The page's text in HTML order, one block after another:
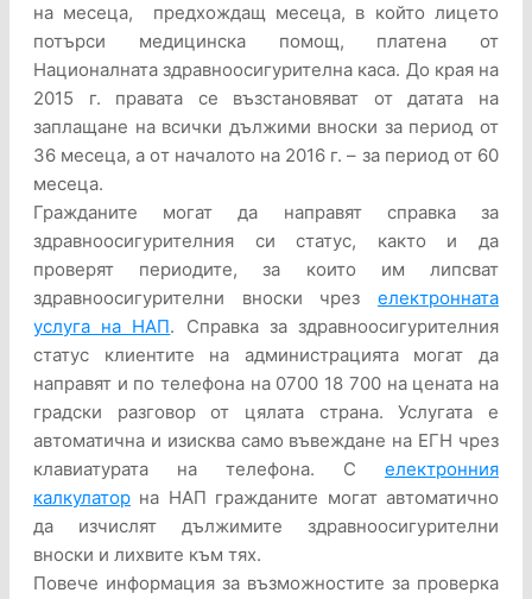
на месеца, предхождащ месеца, в който лицето
потърси медицинска помощ, платена от
Националната здравноосигурителна каса. До края на
2015 г. правата се възстановяват от датата на
заплащане на всички дължими вноски за период от
36 месеца, а от началото на 2016 г. – за период от 60
месеца.
Гражданите могат да направят справка за
здравноосигурителния си статус, както и да
проверят периодите, за които им липсват
здравноосигурителни вноски чрез електронната
услуга на НАП. Справка за здравноосигурителния
статус клиентите на администрацията могат да
направят и по телефона на 0700 18 700 на цената на
градски разговор от цялата страна. Услугата е
автоматична и изисква само въвеждане на ЕГН чрез
клавиатурата на телефона. С електронния
калкулатор на НАП гражданите могат автоматично
да изчислят дължимите здравноосигурителни
вноски и лихвите към тях.
Повече информация за възможностите за проверка